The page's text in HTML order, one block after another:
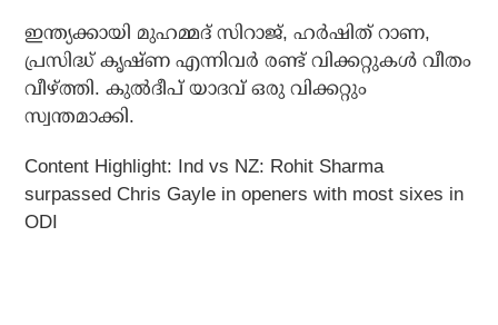
ഇന്ത്യക്കായി മുഹമ്മദ് സിറാജ്, ഹര്‍ഷിത് റാണ,
പ്രസിദ്ധ് കൃഷ്ണ എന്നിവര്‍ രണ്ട് വിക്കറ്റുകള്‍ വീതം
വീഴ്ത്തി. കുല്‍ദീപ് യാദവ് ഒരു വിക്കറ്റും
സ്വന്തമാക്കി.
Content Highlight: Ind vs NZ: Rohit Sharma
surpassed Chris Gayle in openers with most sixes in
ODI